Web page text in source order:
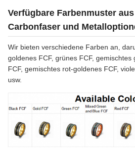
Verfügbare Farbenmuster
Carbonfaser und
Wir bieten verschiedene Farben an,
goldenes FCF, grünes FCF, gemischtes
FCF, gemischtes rot-goldenes FCF,
usw.